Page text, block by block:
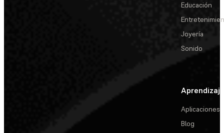
Educación
Joyería
Sonido
Aprendizaje
Aplicaciones
Blog